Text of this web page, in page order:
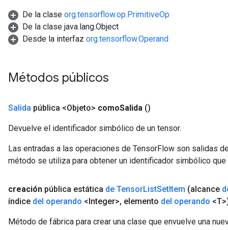
De la clase org.tensorflow.op.PrimitiveOp
De la clase java.lang.Object
Desde la interfaz org.tensorflow.Operand
Métodos públicos
Salida pública <Objeto> comoSalida ()
Devuelve el identificador simbólico de un tensor.
Las entradas a las operaciones de TensorFlow son salidas
método se utiliza para obtener un identificador simbólico
creación pública estática de TensorListSetItem (alcance
índice del operando <Integer>, elemento del operando
Método de fábrica para crear una clase que envuelve una